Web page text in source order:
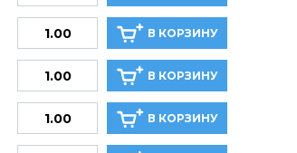
В КОРЗИНУ
В КОРЗИНУ
В КОРЗИНУ